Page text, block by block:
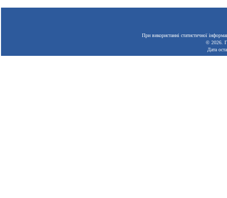
При використанні статистичної
© 2026.
Дата